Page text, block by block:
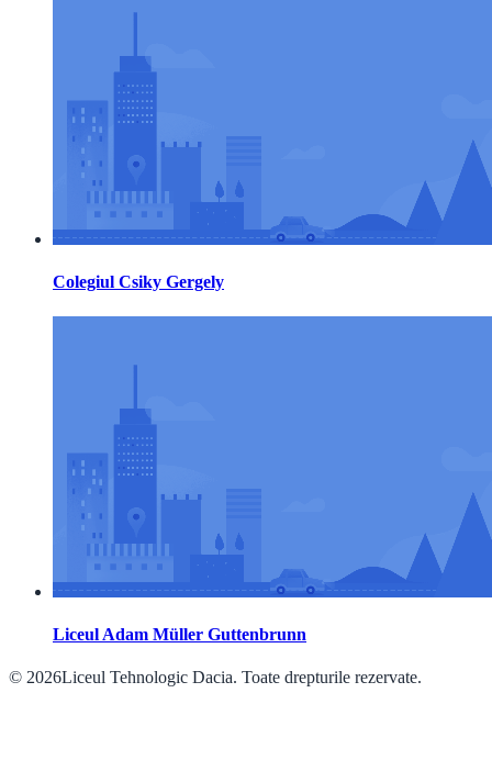
Colegiul Csiky Gergely
Liceul Adam Müller Guttenbrunn
© 2026Liceul Tehnologic Dacia. Toate drepturile rezervate.